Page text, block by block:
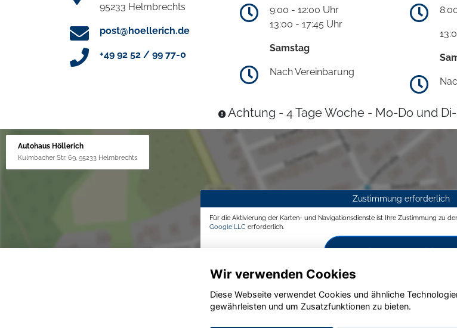
95233 Helmbrechts
post@hoellerich.de
+49 92 52 / 99 77-0
9:00 - 12:00 Uhr
13:00 - 17:45 Uhr
Samstag
Nach Vereinbarung
Achtung - 4 Tage Woche - Mo-Do und
Autohaus Höllerich
Kulmbacher Str. 69, 95233 Helmbrechts
Zustimmung erforderlich
Für die Aktivierung der Karten- und Navigationsdienste ist Ihre Zustimmung zu
Google LLC erforderlich.
Zustimmen und aktivieren
Wir verwenden Cookies
Diese Webseite verwendet Cookies und ähnliche
gewährleisten und um Zusatzfunktionen zu bieten.